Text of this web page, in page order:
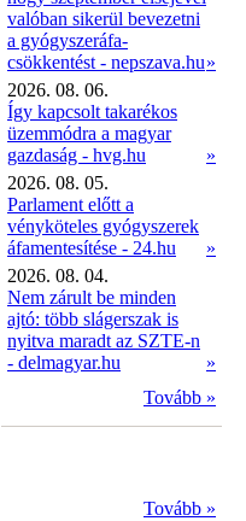
valóban sikerül bevezetni
a gyógyszeráfa-
csökkentést - nepszava.hu»
2026. 08. 06.
Így kapcsolt takarékos
üzemmódra a magyar
gazdaság - hvg.hu
»
2026. 08. 05.
Parlament előtt a
vényköteles gyógyszerek
áfamentesítése - 24.hu
»
2026. 08. 04.
Nem zárult be minden
ajtó: több slágerszak is
nyitva maradt az SZTE-n
- delmagyar.hu
»
Tovább »
Tovább »